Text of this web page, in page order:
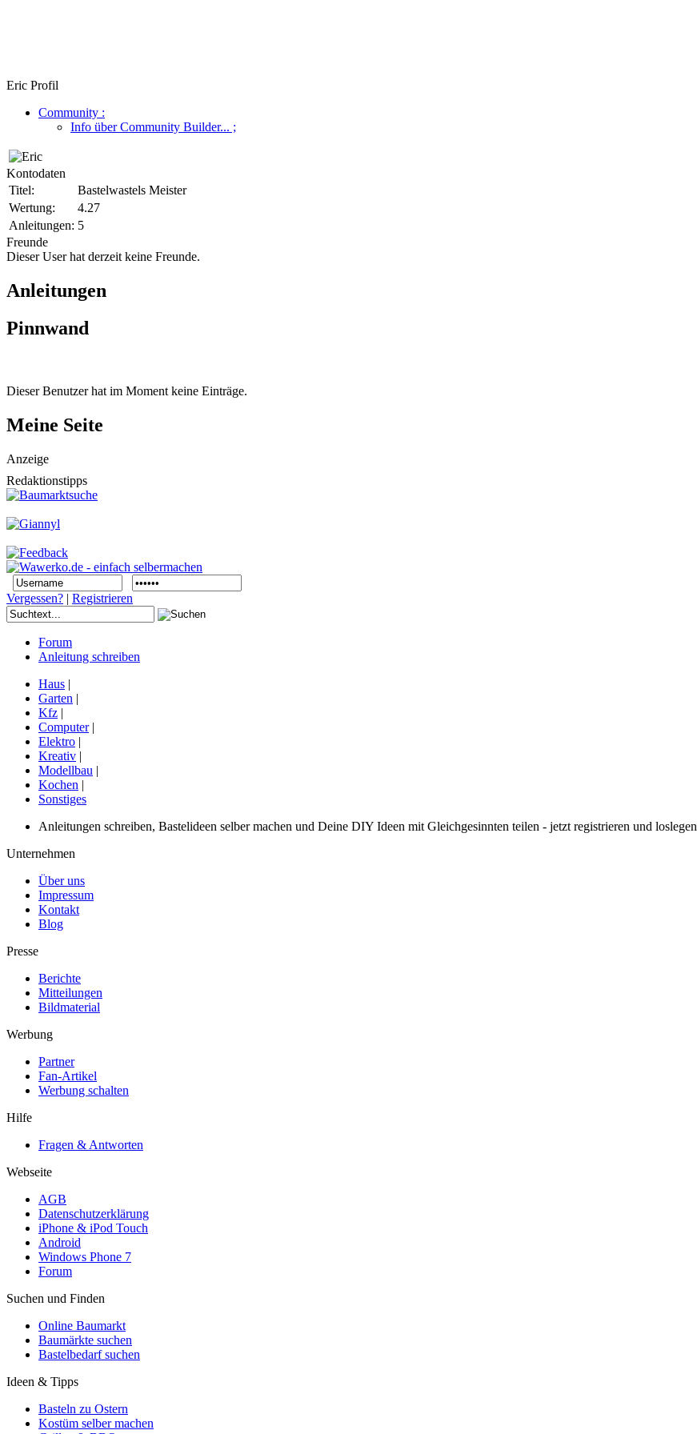
Eric Profil
Community :
Info über Community Builder... ;
Kontodaten
Titel:
Bastelwastels Meister
Wertung:
4.27
Anleitungen: 5
Freunde
Dieser User hat derzeit keine Freunde.
Anleitungen
Pinnwand
Dieser Benutzer hat im Moment keine Einträge.
Meine Seite
Anzeige
Redaktionstipps
Vergessen? | Registrieren
Forum
Anleitung schreiben
Haus |
Garten |
Kfz |
Computer|
Elektro |
Kreativ |
Modellbau |
Kochen |
Sonstiges
Anleitungen schreiben, Bastelideen selber machen und Deine DIY Ideen mit Gleichgesinnten teilen - jetzt registrieren und loslegen
Unternehmen
Über uns
Impressum
Kontakt
Blog
Presse
Berichte
Mitteilungen
Bildmaterial
Werbung
Partner
Fan-Artikel
Werbung schalten
Hilfe
Fragen & Antworten
Webseite
AGB
Datenschutzerklärung
iPhone & iPod Touch
Android
Windows Phone 7
Forum
Suchen und Finden
Online Baumarkt
Baumärkte suchen
Bastelbedarf suchen
Ideen & Tipps
Basteln zu Ostern
Kostüm selber machen